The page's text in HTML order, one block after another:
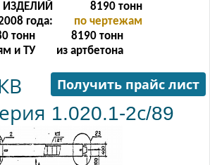
ИЗДЕЛИЙ
года:
16382тонн
по чертежам
тонн
и ТУ
16382 тонн
из артбетона
Получить прайс лист
1.020.1-2с/89